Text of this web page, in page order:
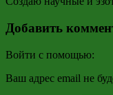
Добавить
Войти с помощью:
Ваш адрес email не